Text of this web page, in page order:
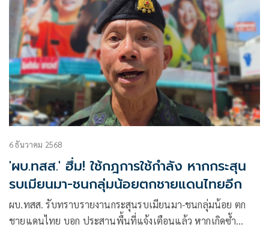
6 ธันวาคม 2568
'ผบ.ทสส.' ฮึ่ม! ใช้กฎการใช้กำลัง หากกระสุน
รบเมียนมา-ชนกลุ่มน้อยตกชายแดนไทยอีก
ผบ.ทสส. รับทราบรายงานกระสุนรบเมียนมา-ชนกลุ่มน้อย ตก
ชายแดนไทย บอก ประสานพื้นที่แจ้งเตือนแล้ว หากเกิดซ้ำ